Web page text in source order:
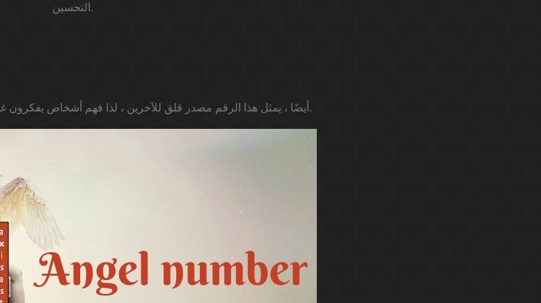
التحسين.
أيضًا ، يمثل هذا الرقم مصدر قلق للآخرين ، لذا فهم أشخاص يفكرون غالبًا في رفاهية الآخرين والبيئة والظلم.